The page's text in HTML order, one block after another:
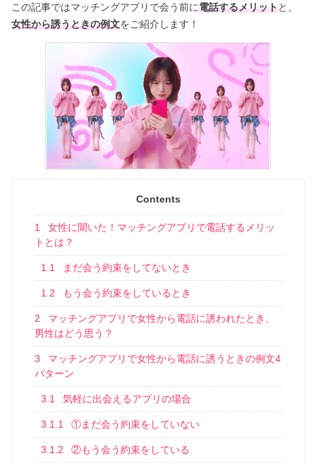
この記事ではマッチングアプリで会う前に電話するメリットと、
女性から誘うときの例文をご紹介します！
Contents
1
女性に聞いた！マッチングアプリで電話するメリッ
トとは？
1.1 まだ会う約束をしてないとき
1.2 もう会う約束をしているとき
2
マッチングアプリで女性から電話に誘われたとき、
男性はどう思う？
3
マッチングアプリで女性から電話に誘うときの例文4
パターン
3.1 気軽に出会えるアプリの場合
3.1.1 ①まだ会う約束をしていない
3.1.2 ②もう会う約束をしている